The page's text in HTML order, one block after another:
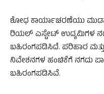
ಶೋಧ ಕಾರ್ಯಾಚರಣೆಯು ಮುಡಾ
ರಿಯಲ್ ಎಸ್ಟೇಟ್ ಉದ್ಯಮಿಗಳ
ಬಹಿರಂಗಪಡಿಸಿದೆ. ಪರಿಹಾರ
ನಿವೇಶನಗಳ ಹಂಚಿಕೆಗೆ ನಗದು
ಬಹಿರಂಗಪಡಿಸಿವೆ.